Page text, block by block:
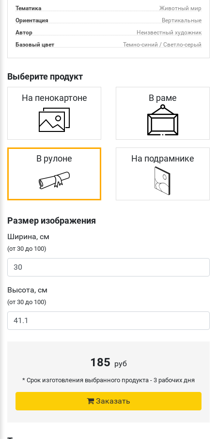
Тематика
Животный мир
Ориентация
Вертикальные
Автор
Неизвестный художник
Базовый цвет
Темно-синий / Светло-серый
Выберите продукт
На пенокартоне В раме
В рулоне На подрамнике
Размер изображения
Ширина, см
(от 30 до 100)
Высота, см
(от 30 до 100)
185 руб
* Срок изготовления выбранного продукта - 3 рабочих дня
Заказать